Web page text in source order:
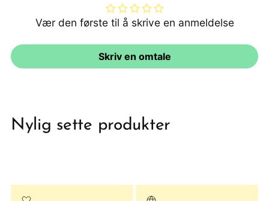
Vær den første til å skrive en anmeldelse
Skriv en omtale
Nylig sette produkter